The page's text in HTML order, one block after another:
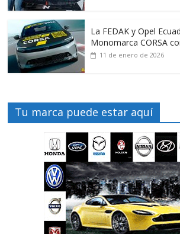
La FEDAK y Opel
Monomarca CORSA
11 de enero de 2026
Tu marca puede estar aquí